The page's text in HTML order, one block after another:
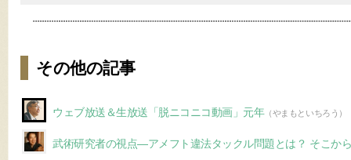
その他の記事
ウェブ放送＆生放送「脱ニコニコ動画」元年（やまもといちろう）
武術研究者の視点—アメフト違法タックル問題とは？ そこか